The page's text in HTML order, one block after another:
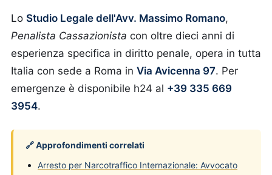
Lo Studio Legale dell'Avv. Massimo Romano,
Penalista Cassazionista con oltre dieci anni di
esperienza specifica in diritto penale, opera in tutta
Italia con sede a Roma in Via Avicenna 97. Per
emergenze è disponibile h24 al +39 335 669
3954.
🔗 Approfondimenti correlati
Arresto per Narcotraffico Internazionale: Avvocato